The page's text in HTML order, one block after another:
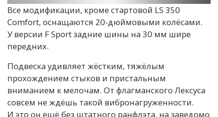
Все модификации, кроме стартовой LS 350
Comfort, оснащаются 20-дюймовыми колёсами.
У версии F Sport задние шины на 30 мм шире
передних.
Подвеска удивляет жёстким, тяжёлым
прохождением стыков и пристальным
вниманием к мелочам. От флагманского Лексуса
совсем не ждёшь такой вибронагруженности.
И это он ещё без штатного ранфлэта, на заведомо